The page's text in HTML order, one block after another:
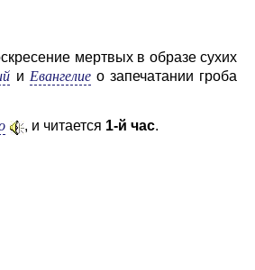
мертвых в образе сухих
и Евангелиео запечатании гроба
, и читается 1-й час.